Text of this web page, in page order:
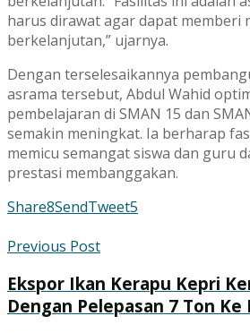
harus dirawat agar dapat memberi
berkelanjutan,” ujarnya.
Dengan terselesaikannya
asrama tersebut, Abdul Wahid
pembelajaran di SMAN 15 dan
semakin meningkat. Ia berharap
memicu semangat siswa dan guru
prestasi membanggakan.
Share8SendTweet5
Previous Post
Ekspor Ikan Kerapu Kepri
Dengan Pelepasan 7 Ton